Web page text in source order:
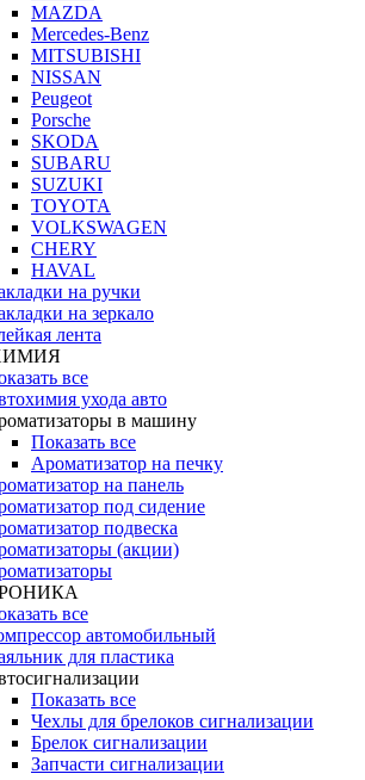
MAZDA
Mercedes-Benz
MITSUBISHI
NISSAN
Peugeot
Porsche
SKODA
SUBARU
SUZUKI
TOYOTA
VOLKSWAGEN
CHERY
HAVAL
на ручки
на зеркало
лента
все
ухода авто
в машину
Показать все
Ароматизатор на печку
на панель
под сидение
подвеска
(акции)
все
автомобильный
для пластика
Показать все
Чехлы для брелоков сигнализации
Брелок сигнализации
Запчасти сигнализации